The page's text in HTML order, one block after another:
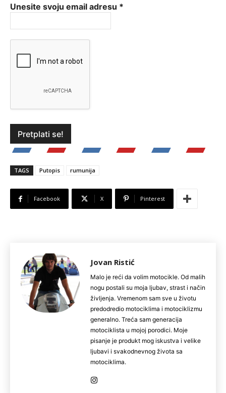
Unesite svoju email adresu *
TAGS Putopis rumunija
Facebook X Pinterest
Jovan Ristić
Malo je reći da volim motocikle. Od malih
nogu postali su moja ljubav, strast i način
življenja. Vremenom sam sve u životu
predodredio motociklima i motociklizmu
generalno. Treća sam generacija
motociklista u mojoj porodici. Moje
pisanje je produkt mog iskustva i velike
ljubavi i svakodnevnog života sa
motociklima.